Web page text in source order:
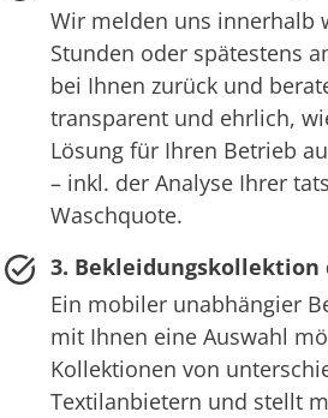
Wir melden uns innerhalb
Stunden oder spätestens
bei Ihnen zurück und
transparent und ehrlich,
Lösung für Ihren Betrieb
– inkl. der Analyse Ihrer
Waschquote.
3. Bekleidungskollektion
Ein mobiler unabhängier
mit Ihnen eine Auswahl
Kollektionen von
Textilanbietern und stellt